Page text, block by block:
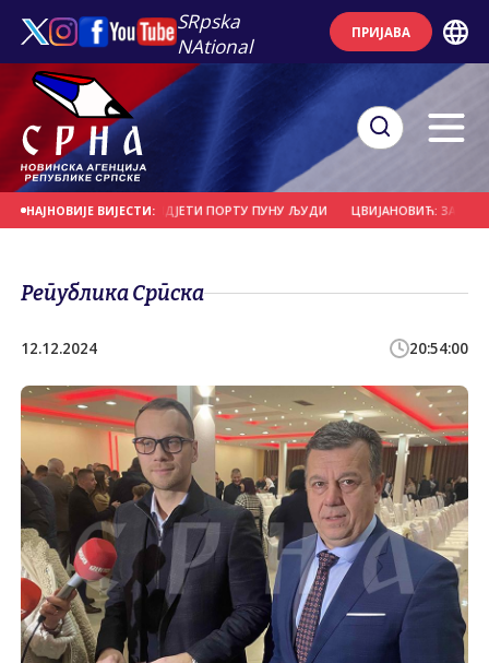
SRpska
NAtional
ПРИЈАВА
НАЈНОВИЈЕ ВИЈЕСТИ:
ЈЕ РАДОСТ ВИДЈЕТИ ПОРТУ ПУНУ ЉУДИ ЦВИЈАНОВИЋ:
Република Српска
12.12.2024 20:54:00